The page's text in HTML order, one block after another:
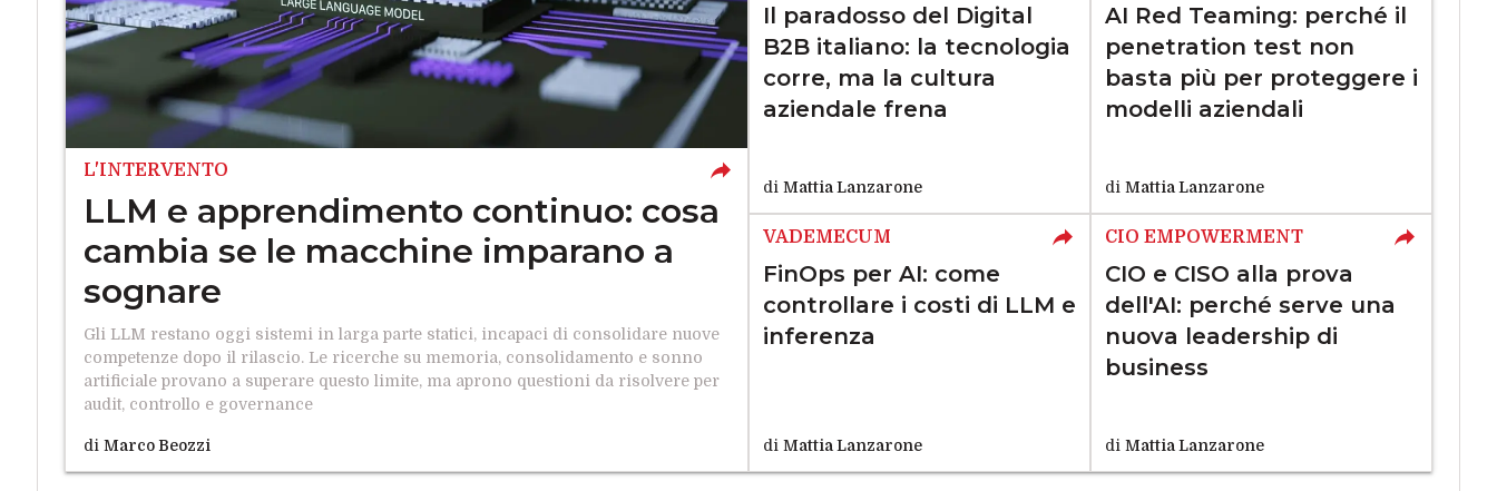
L'INTERVENTO
LLM e apprendimento continuo: cosa
cambia se le macchine imparano a
sognare
Gli LLM restano oggi sistemi in larga parte statici, incapaci di consolidare nuove
competenze dopo il rilascio. Le ricerche su memoria, consolidamento e sonno
artificiale provano a superare questo limite, ma aprono questioni da risolvere per
audit, controllo e governance
di Marco Beozzi
Il paradosso del Digital
B2B italiano: la tecnologia
corre, ma la cultura
aziendale frena
di Mattia Lanzarone
AI Red Teaming: perché il
penetration test non
basta più per proteggere i
modelli aziendali
diMattia Lanzarone
VADEMECUM
FinOps per AI: come
controllare i costi di LLM e
inferenza
di Mattia Lanzarone
CIO EMPOWERMENT
CIO e CISO alla prova
dell'AI: perché serve una
nuova leadership di
business
diMattia Lanzarone